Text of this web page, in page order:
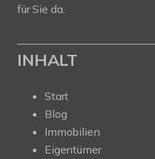
für Sie da.
INHALT
Start
Blog
Immobilien
Eigentümer